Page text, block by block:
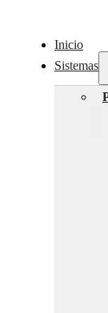
Inicio
Sistemas